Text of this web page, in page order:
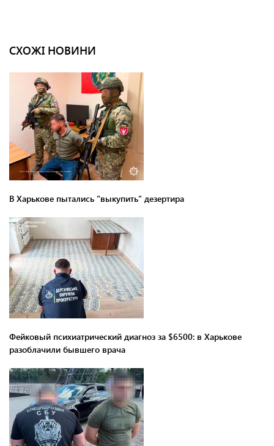
СХОЖІ НОВИНИ
В Харькове пытались "выкупить" дезертира
Фейковый психиатрический диагноз за $6500: в Харькове
разоблачили бывшего врача